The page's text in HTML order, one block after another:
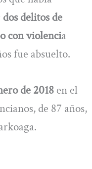
dos delitos de
con violencia
fue absuelto.
de 2018 en el
de 87 años,